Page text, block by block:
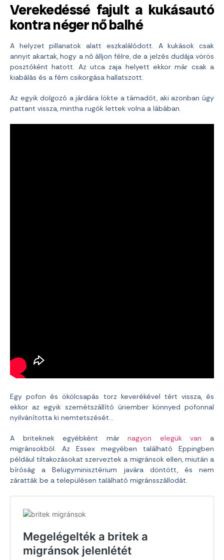
Verekedéssé fajult a kukásautó
kontra néger nő balhé
A helyzet pillanatok alatt eszkalálódott. A kukások csak
annyit akartak, hogy a nő álljon félre, de a jelzés dudája vörös
posztóként hatott. Az utca zaja helyett ekkor már csak a
kiabálás és a fém csikorgása hallatszott.
Az egyik dolgozó a járdára lökte a támadót, aki azonban úgy
pattant vissza, mintha rugók lettek volna a lábában.
Egy pofon és ökölcsapás torz keverékével tért vissza, és
ekkor az egyik szemétszállító úriember könnyed pofonnal
nyilvánította ki nemtetszését…
A briteknek egyébként márnagyon elegük van a
migránsokból. Az Essex megyében található Eppingben
például tiltakozásokat szerveztek a migránsok ellen, miután a
bíróság a Belügyminisztérium javára döntött, és nem
záratták be a településen található migránsszállodát.